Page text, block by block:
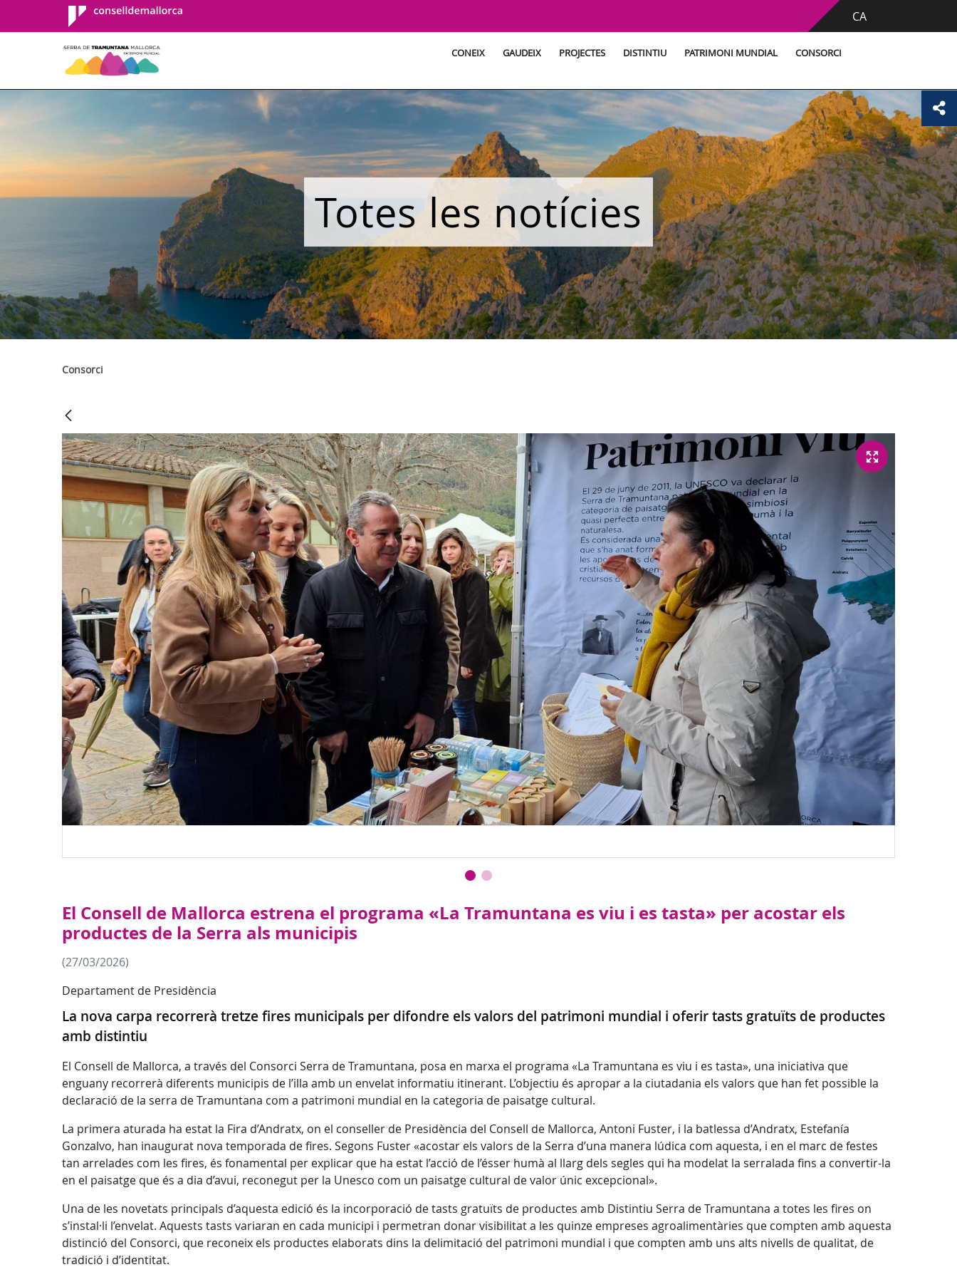
Consell de
Mallorca
CA
CONEIX GAUDEIX PROJECTES DISTINTIU PATRIMONI MUNDIAL CONSORCI
Totes les notícies
Consorci
El Consell de Mallorca estrena el programa «La Tramuntana es viu i es tasta» per acostar els
productes de la Serra als municipis
(27/03/2026)
Departament de Presidència
La nova carpa recorrerà tretze fires municipals per difondre els valors del patrimoni mundial i oferir tasts gratuïts de productes
amb distintiu
El Consell de Mallorca, a través del Consorci Serra de Tramuntana, posa en marxa el programa «La Tramuntana es viu i es tasta», una iniciativa que
enguany recorrerà diferents municipis de l’illa amb un envelat informatiu itinerant. L’objectiu és apropar a la ciutadania els valors que han fet possible la
declaració de la serra de Tramuntana com a patrimoni mundial en la categoria de paisatge cultural.
La primera aturada ha estat la Fira d’Andratx, on el conseller de Presidència del Consell de Mallorca, Antoni Fuster, i la batlessa d’Andratx, Estefanía
Gonzalvo, han inaugurat nova temporada de fires. Segons Fuster «acostar els valors de la Serra d’una manera lúdica com aquesta, i en el marc de festes
tan arrelades com les fires, és fonamental per explicar que ha estat l’acció de l’ésser humà al llarg dels segles qui ha modelat la serralada fins a convertir-la
en el paisatge que és a dia d’avui, reconegut per la Unesco com un paisatge cultural de valor únic excepcional».
Una de les novetats principals d’aquesta edició és la incorporació de tasts gratuïts de productes amb Distintiu Serra de Tramuntana a totes les fires on
s’instal·li l’envelat. Aquests tasts variaran en cada municipi i permetran donar visibilitat a les quinze empreses agroalimentàries que compten amb aquesta
distinció del Consorci, que reconeix els productes elaborats dins la delimitació del patrimoni mundial i que compten amb uns alts nivells de qualitat, de
tradició i d’identitat.